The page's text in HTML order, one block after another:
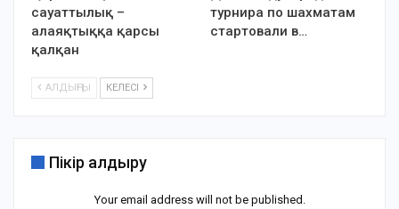
сауаттылық –
алаяқтыққа қарсы
қалқан
турнира по шахматам
стартовали в…
АЛДЫҢҒЫ КЕЛЕСІ
Пікір қалдыру
Your email address will not be published.